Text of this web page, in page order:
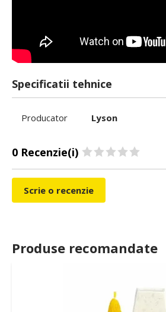
Specificatii tehnice
Producator Lyson
0 Recenzie(i)
Scrie o recenzie
Produse recomandate